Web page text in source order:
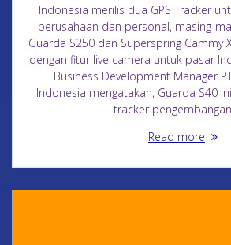
Indonesia merilis dua GPS Tracker
perusahaan dan personal, masing-
Guarda S250 dan Superspring Cammy
dengan fitur live camera untuk pasar
Business Development Manager
Indonesia mengatakan, Guarda S40
tracker
Read more